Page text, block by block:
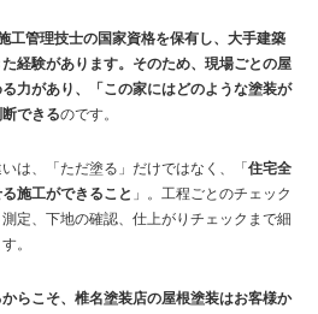
工管理技士の国家資格を保有し、大手建築
経験があります。そのため、現場ごとの屋
力があり、「この家にはどのような塗装が
できるのです。
は、「ただ塗る」だけではなく、「 住宅全
施工ができること 」。工程ごとのチェック
定、下地の確認、仕上がりチェックまで細
。
らこそ、椎名塗装店の屋根塗装はお客様か